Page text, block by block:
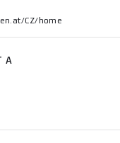
CZ/home
A